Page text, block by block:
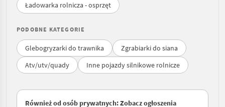
Ładowarka rolnicza - osprzęt
PODOBNE KATEGORIE
Glebogryzarki do trawnika
Zgrabiarki do siana
Atv/utv/quady
Inne pojazdy silnikowe rolnicze
Również od osób prywatnych: Zobacz ogłoszenia